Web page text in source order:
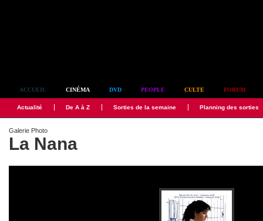
ACCUEIL CINÉMA DVD PEOPLE CULTE FORUM
Actualité De A à Z Sorties de la semaine Planning des sorties
Galerie Photo
La Nana